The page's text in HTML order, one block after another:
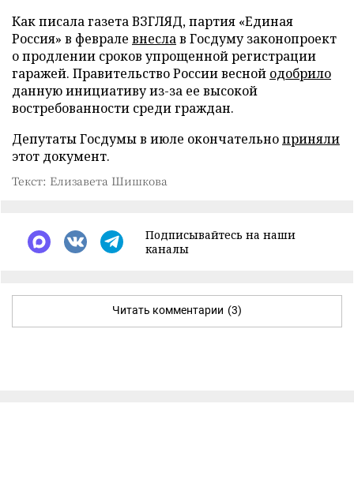
Как писала газета ВЗГЛЯД, партия «Единая
Россия» в феврале внеслав Госдуму законопроект
о продлении сроков упрощенной регистрации
гаражей. Правительство России весной одобрило
данную инициативу из-за ее высокой
востребованности среди граждан.
Депутаты Госдумы в июле окончательноприняли
этот документ.
Текст: Елизавета Шишкова
Подписывайтесь на наши
каналы
Читать комментарии (3)